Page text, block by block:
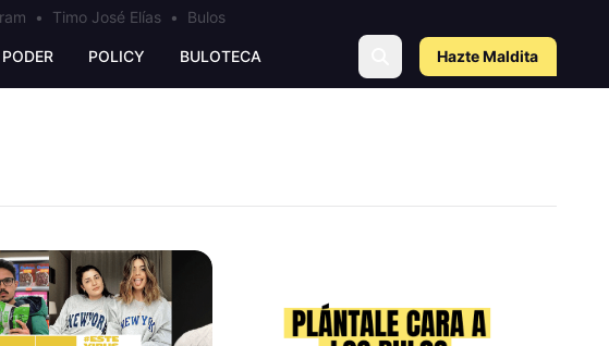
• Timo José Elías• Bulos
POLICY BULOTECA Hazte Maldita